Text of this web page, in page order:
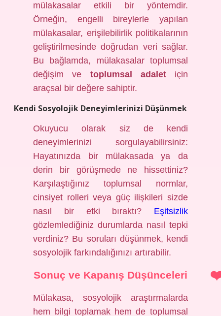
mülakasalar etkili bir yöntemdir.
Örneğin, engelli bireylerle yapılan
mülakasalar, erişilebilirlik politikalarının
geliştirilmesinde doğrudan veri sağlar.
Bu bağlamda, mülakasalar toplumsal
değişim ve toplumsal adaletiçin
araçsal bir değere sahiptir.
Kendi Sosyolojik Deneyimlerinizi Düşünmek
Okuyucu olarak siz de kendi
deneyimlerinizi sorgulayabilirsiniz:
Hayatınızda bir mülakasada ya da
derin bir görüşmede ne hissettiniz?
Karşılaştığınız toplumsal normlar,
cinsiyet rolleri veya güç ilişkileri sizde
nasıl bir etki bıraktı? Eşitsizlik
gözlemlediğiniz durumlarda nasıl tepki
verdiniz? Bu soruları düşünmek, kendi
sosyolojik farkındalığınızı artırabilir.
Sonuç ve Kapanış Düşünceleri
Mülakasa, sosyolojik araştırmalarda
hem bilgi toplamak hem de toplumsal